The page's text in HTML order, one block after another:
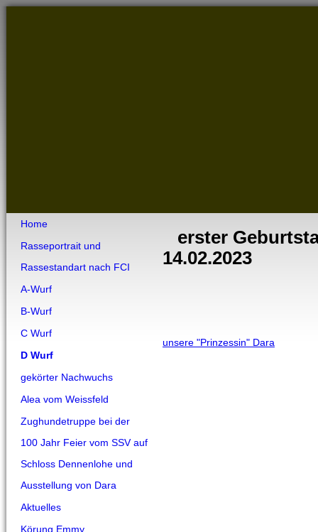
Home
Rasseportrait und
Rassestandart nach FCI
A-Wurf
B-Wurf
C Wurf
D Wurf
gekörter Nachwuchs
Alea vom Weissfeld
Zughundetruppe bei der
100 Jahr Feier vom SSV auf
Schloss Dennenlohe und
Ausstellung von Dara
Aktuelles
Körung Emmy
erster
14.02.2023
unsere "Prinzessin" Dara